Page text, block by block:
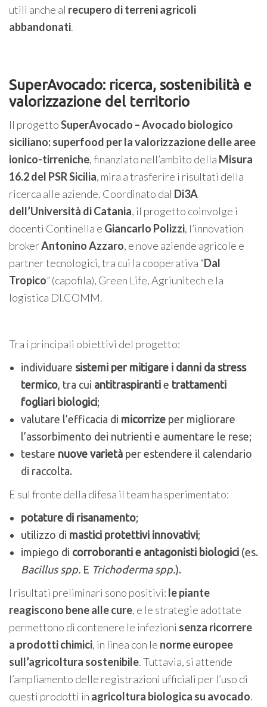
utili anche al recupero di terreni agricoli
abbandonati.
SuperAvocado: ricerca, sostenibilità e
valorizzazione del territorio
Il progettoSuperAvocado – Avocado biologico
siciliano: superfood per la valorizzazione delle aree
ionico-tirreniche, finanziato nell’ambito della Misura
16.2 del PSR Sicilia, mira a trasferire i risultati della
ricerca alle aziende. Coordinato dal Di3A
dell’Università di Catania, il progetto coinvolge i
docenti Continella e Giancarlo Polizzi, l’innovation
brokerAntonino Azzaro, e nove aziende agricole e
partner tecnologici, tra cui la cooperativa “Dal
Tropico” (capofila), Green Life, Agriunitech e la
logistica DI.COMM.
Tra i principali obiettivi del progetto:
individuare sistemi per mitigare i danni da stress
termico, tra cui antitraspiranti e trattamenti
fogliari biologici;
valutare l’efficacia di micorrize per migliorare
l’assorbimento dei nutrienti e aumentare le rese;
testare nuove varietà per estendere il calendario
di raccolta.
E sul fronte della difesa il team ha sperimentato:
potature di risanamento;
utilizzo di mastici protettivi innovativi;
impiego di corroboranti e antagonisti biologici (es.
Bacillus spp. E Trichoderma spp.).
I risultati preliminari sono positivi: le piante
reagiscono bene alle cure, e le strategie adottate
permettono di contenere le infezioni senza ricorrere
a prodotti chimici, in linea con le norme europee
sull’agricoltura sostenibile. Tuttavia, si attende
l’ampliamento delle registrazioni ufficiali per l’uso di
questi prodotti in agricoltura biologica su avocado.